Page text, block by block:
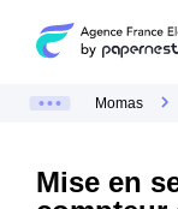
Momas